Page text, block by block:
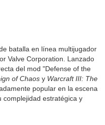
batalla en línea multijugador
Valve Corporation. Lanzado
del mod "Defense of the
of Chaos y Warcraft III: The
popular en la escena
complejidad estratégica y